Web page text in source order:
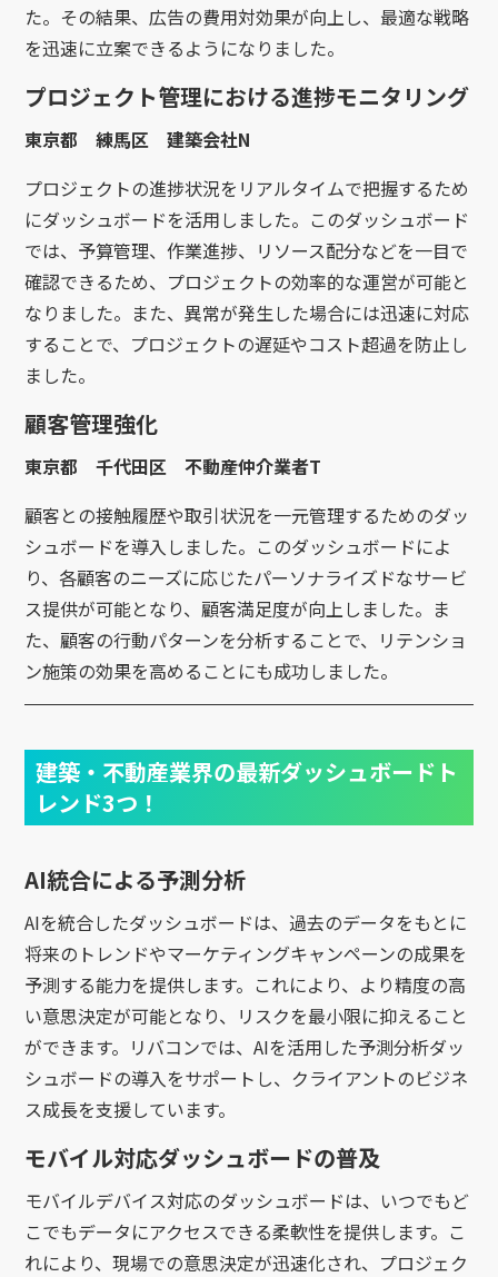
た。その結果、広告の費用対効果が向上し、最適な戦略
を迅速に立案できるようになりました。
プロジェクト管理における進捗モニタリング
東京都 練馬区 建築会社N
プロジェクトの進捗状況をリアルタイムで把握するため
にダッシュボードを活用しました。このダッシュボード
では、予算管理、作業進捗、リソース配分などを一目で
確認できるため、プロジェクトの効率的な運営が可能と
なりました。また、異常が発生した場合には迅速に対応
することで、プロジェクトの遅延やコスト超過を防止し
ました。
顧客管理強化
東京都 千代田区 不動産仲介業者T
顧客との接触履歴や取引状況を一元管理するためのダッ
シュボードを導入しました。このダッシュボードによ
り、各顧客のニーズに応じたパーソナライズドなサービ
ス提供が可能となり、顧客満足度が向上しました。ま
た、顧客の行動パターンを分析することで、リテンショ
ン施策の効果を高めることにも成功しました。
建築・不動産業界の最新ダッシュボードト
レンド3つ！
AI統合による予測分析
AIを統合したダッシュボードは、過去のデータをもとに
将来のトレンドやマーケティングキャンペーンの成果を
予測する能力を提供します。これにより、より精度の高
い意思決定が可能となり、リスクを最小限に抑えること
ができます。リバコンでは、AIを活用した予測分析ダッ
シュボードの導入をサポートし、クライアントのビジネ
ス成長を支援しています。
モバイル対応ダッシュボードの普及
モバイルデバイス対応のダッシュボードは、いつでもど
こでもデータにアクセスできる柔軟性を提供します。こ
れにより、現場での意思決定が迅速化され、プロジェク